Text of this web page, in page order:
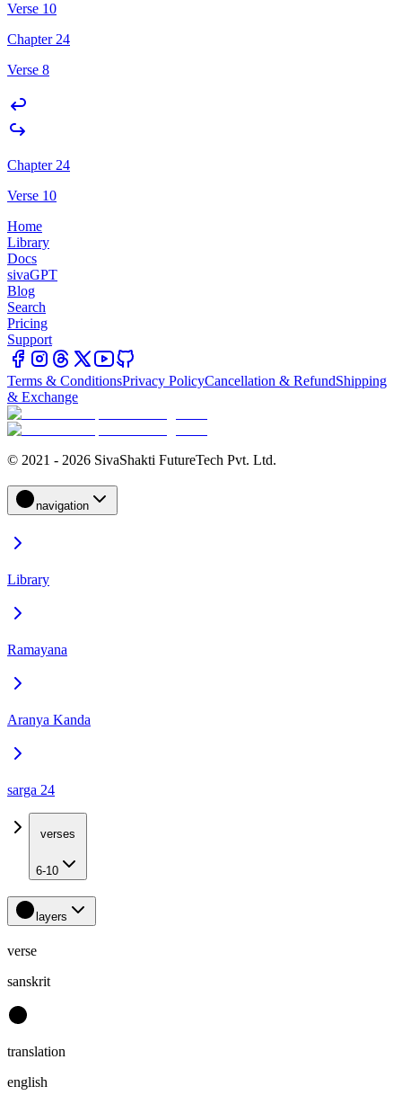
Verse 10
Chapter 24
Verse 8
Chapter 24
Verse 10
Home
Library
Docs
sivaGPT
Blog
Search
Pricing
Support
Terms & ConditionsPrivacy PolicyCancellation & RefundShipping
& Exchange
© 2021 - 2026 SivaShakti FutureTech Pvt. Ltd.
navigation
Library
Ramayana
Aranya Kanda
sarga 24
verses
6-10
layers
verse
sanskrit
translation
english